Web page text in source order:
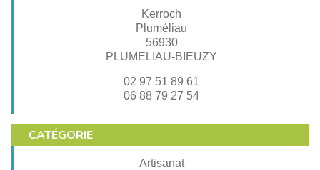
Kerroch
Pluméliau
56930
PLUMELIAU-BIEUZY
02 97 51 89 61
06 88 79 27 54
CATÉGORIE
Artisanat